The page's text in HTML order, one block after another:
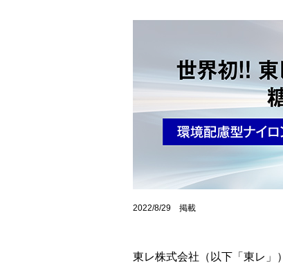
2022/8/29 掲載
東レ株式会社（以下「東レ」